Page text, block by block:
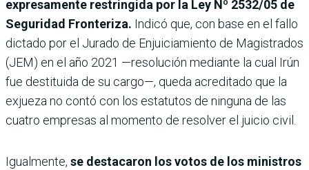
expresamente restringida por la Ley Nº 2532/05 de
Seguridad Fronteriza. Indicó que, con base en el fallo
dictado por el Jurado de Enjuiciamiento de Magistrados
(JEM) en el año 2021 —resolución mediante la cual Irún
fue destituida de su cargo—, queda acreditado que la
exjueza no contó con los estatutos de ninguna de las
cuatro empresas al momento de resolver el juicio civil.
Igualmente, se destacaron los votos de los ministros